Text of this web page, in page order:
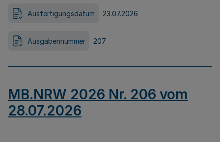
Ausfertigungsdatum 23.07.2026
Ausgabennummer 207
MB.NRW 2026 Nr. 206 vom
28.07.2026